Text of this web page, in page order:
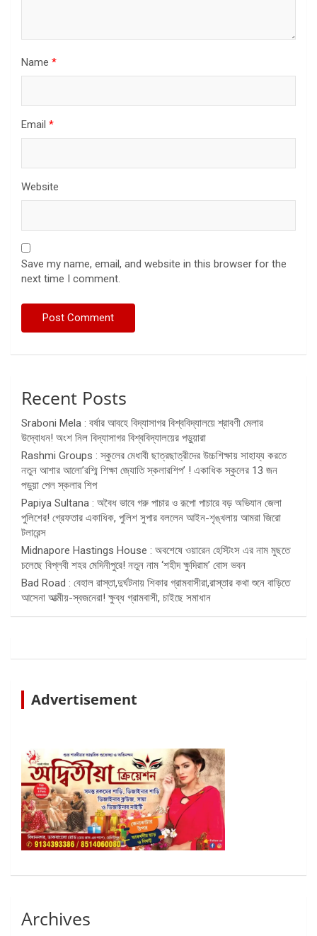
Name *
Email *
Website
Save my name, email, and website in this browser for the
next time I comment.
Recent Posts
Sraboni Mela : বর্ষার আবহে বিদ্যাসাগর বিশ্ববিদ্যালয়ে শ্রাবণী মেলার
উদ্বোধন! অংশ নিল বিদ্যাসাগর বিশ্ববিদ্যালয়ের পড়ুয়ারা
Rashmi Groups : স্কুলের মেধাবী ছাত্রছাত্রীদের উচ্চশিক্ষায় সাহায্য করতে
নতুন আশার আলো’রশ্মি শিক্ষা জ্যোতি স্কলারশিপ’ ! একাধিক স্কুলের 13 জন
পড়ুয়া পেল স্কলার শিপ
Papiya Sultana : অবৈধ ভাবে গরু পাচার ও রূপো পাচারে বড় অভিযান জেলা
পুলিশের! গ্রেফতার একাধিক, পুলিশ সুপার বললেন আইন-শৃঙ্খলায় আমরা জিরো
টলারেন্স
Midnapore Hastings House : অবশেষে ওয়ারেন হেস্টিংস এর নাম মুছতে
চলেছে বিপ্লবী শহর মেদিনীপুরে! নতুন নাম ‘শহীদ ক্ষুদিরাম’ বোস ভবন
Bad Road : বেহাল রাস্তা,দুর্ঘটনায় শিকার গ্রামবাসীরা,রাস্তার কথা শুনে বাড়িতে
আসেনা আত্মীয়-স্বজনেরা! ক্ষুব্ধ গ্রামবাসী, চাইছে সমাধান
Advertisement
Archives